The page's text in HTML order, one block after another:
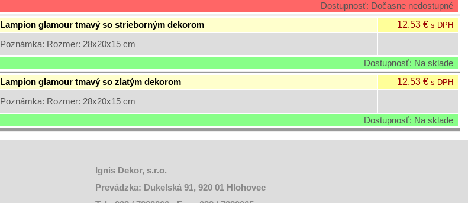
Dostupnosť: Dočasne nedostupné
Lampion glamour tmavý so strieborným dekorom 12.53 €s DPH
Poznámka: Rozmer: 28x20x15 cm
Dostupnosť: Na sklade
Lampion glamour tmavý so zlatým dekorom 12.53 €s DPH
Poznámka: Rozmer: 28x20x15 cm
Dostupnosť: Na sklade
Ignis Dekor, s.r.o.
Prevádzka: Dukelská 91, 920 01 Hlohovec